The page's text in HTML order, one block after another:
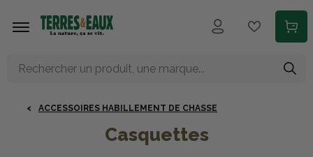
ACCESSOIRES HABILLEMENT DE CHASSE
Casquettes